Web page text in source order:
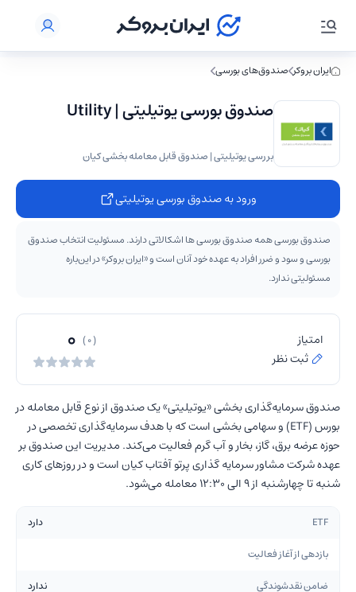
ایران بروکر صندوق‌های بورسی
صندوق بورسی يوتيليتی | Utility
بررسی یوتیلیتی | صندوق قابل معامله بخشی کیان
ورود به صندوق بورسی يوتيليتی
صندوق بورسی همه صندوق بورسی ها اشکالاتی دارند. مسئولیت انتخاب صندوق
بورسی و سود و ضرر افراد به عهده خود آنان است و «ایران بروکر» در این‌باره
مسئولیتی ندارد.
امتیاز
ثبت نظر
( 0 )
0
صندوق سرمایه‌گذاری بخشی «يوتيليتی» یک صندوق از نوع قابل معامله در
بورس (ETF) و سهامی بخشی است که با هدف سرمایه‌گذاری تخصصی در
حوزه عرضه برق، گاز، بخار و آب گرم فعالیت می‌کند. مدیریت این صندوق بر
عهده شرکت مشاور سرمایه گذاری پرتو آفتاب کیان است و در روزهای کاری
شنبه تا چهارشنبه از 9 الی 12:30 معامله می‌شود.
ETF
دارد
بازدهی از آغاز فعالیت
ضامن نقدشوندگی
ندارد